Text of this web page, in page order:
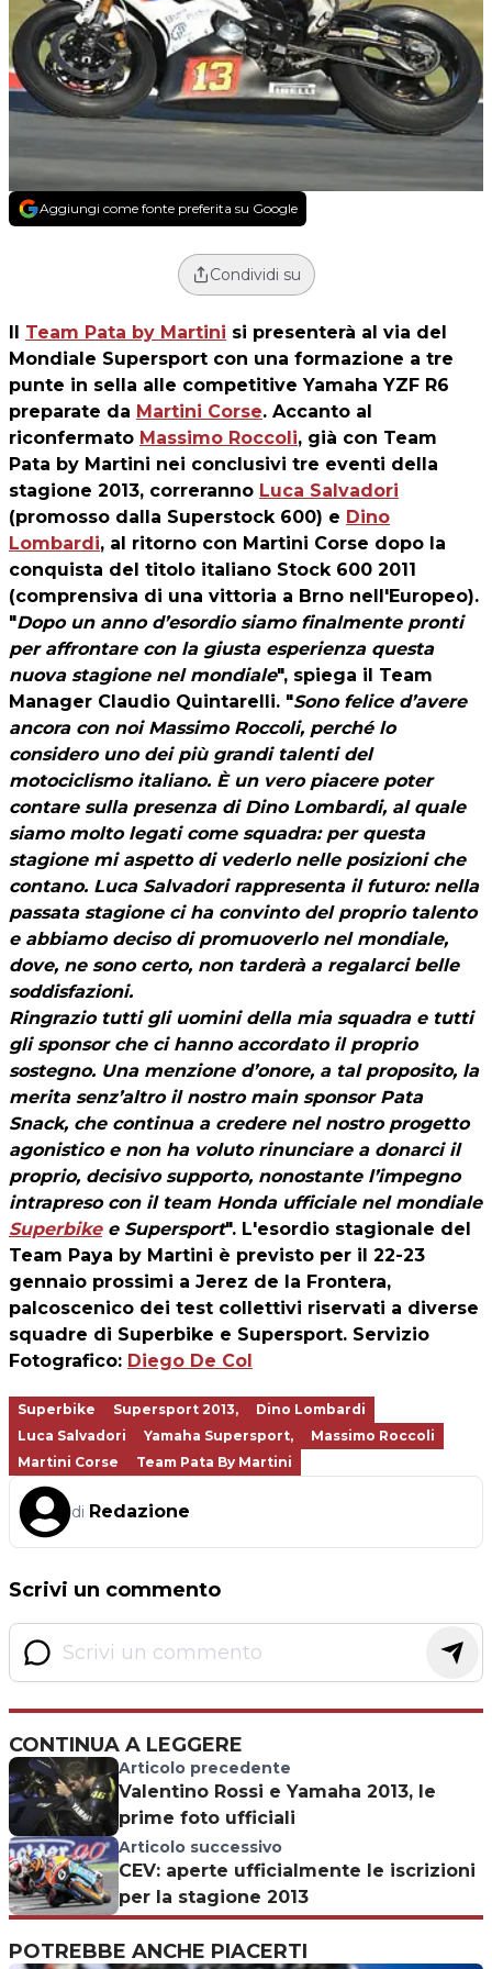
Aggiungi come fonte preferita su Google
Condividi su
Team Pata by Martini si presenterà al via del
Mondiale Supersport con una formazione a tre
punte in sella alle competitive Yamaha YZF R6
preparate da Martini Corse. Accanto al
riconfermato Massimo Roccoli, già con Team
Pata by Martini nei conclusivi tre eventi della
stagione 2013, correranno Luca Salvadori
(promosso dalla Superstock 600) e Dino
Lombardi, al ritorno con Martini Corse dopo la
conquista del titolo italiano Stock 600 2011
(comprensiva di una vittoria a Brno nell'Europeo).
"Dopo un anno d’esordio siamo finalmente pronti
per affrontare con la giusta esperienza questa
nuova stagione nel mondiale", spiega il Team
Manager Claudio Quintarelli. "Sono felice d’avere
ancora con noi Massimo Roccoli, perché lo
considero uno dei più grandi talenti del
motociclismo italiano. È un vero piacere poter
contare sulla presenza di Dino Lombardi, al quale
siamo molto legati come squadra: per questa
stagione mi aspetto di vederlo nelle posizioni che
contano. Luca Salvadori rappresenta il futuro: nella
passata stagione ci ha convinto del proprio talento
e abbiamo deciso di promuoverlo nel mondiale,
dove, ne sono certo, non tarderà a regalarci belle
soddisfazioni.
Ringrazio tutti gli uomini della mia squadra e tutti
gli sponsor che ci hanno accordato il proprio
sostegno. Una menzione d’onore, a tal proposito, la
merita senz’altro il nostro main sponsor Pata
Snack, che continua a credere nel nostro progetto
agonistico e non ha voluto rinunciare a donarci il
proprio, decisivo supporto, nonostante l’impegno
intrapreso con il team Honda ufficiale nel mondiale
Superbikee Supersport". L'esordio stagionale del
Team Paya by Martini è previsto per il 22-23
gennaio prossimi a Jerez de la Frontera,
palcoscenico dei test collettivi riservati a diverse
squadre di Superbike e Supersport. Servizio
Fotografico: Diego De Col
Superbike Supersport 2013,
Dino Lombardi
Luca Salvadori
Yamaha Supersport,
Massimo Roccoli
Martini Corse
Team Pata By Martini
di Redazione
Scrivi un commento
CONTINUA A LEGGERE
Articolo precedente
Valentino Rossi e Yamaha 2013, le
prime foto ufficiali
Articolo successivo
CEV: aperte ufficialmente le iscrizioni
per la stagione 2013
POTREBBE ANCHE PIACERTI